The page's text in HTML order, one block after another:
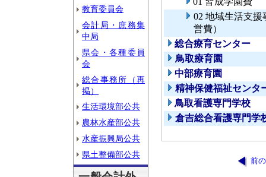
教育委員会
会計局・庶務集
中局
県会・各種委員
会
総合事務所（再
掲）
生活環境部公共
農林水産部公共
水産振興局公共
県土整備部公共
02 地域生活支
営費）
総合療育センター
鳥取療育園
中部療育園
精神保健福祉センタ
鳥取看護専門学校
倉吉総合看護専門学
前